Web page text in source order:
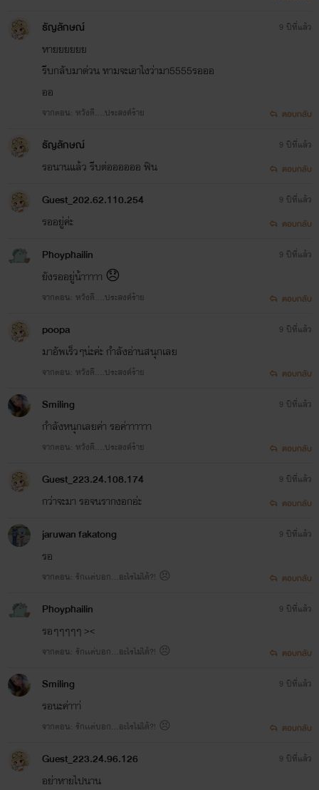
________________________________________
ความรักที่เกิดขึ้นมาเริ่มด้วยคำว่าเพื่อนเเต่ไม่อยากไช้คำว่าเพื่อน
อีกต่อไป จะเป็นเช่นไร อย่าลืมติดตามกันน่ะค่ะ
2016-10-02
ธัญลักษณ์
หายยยยยย
รีบกลับมาด่วน ทามจะเอาไงว่ามา5555รอออ
ออ
จากตอน: หวังดี....ประสงค์ร้าย
9 ปีที่แล้ว
ตอบกลับ
ธัญลักษณ์
รอนานแล้ว รีบต่ออออออ ฟิน
9 ปีที่แล้ว
ตอบกลับ
Guest_202.62.110.254
รออยู่ค่ะ
9 ปีที่แล้ว
ตอบกลับ
Phoyphailin
ยังรออยู่น้าาาาา 😞
จากตอน: หวังดี....ประสงค์ร้าย
9 ปีที่แล้ว
ตอบกลับ
poopa
มาอัพเร็วๆน่ะค่ะ กำลังอ่านสนุกเลย
จากตอน: หวังดี....ประสงค์ร้าย
9 ปีที่แล้ว
ตอบกลับ
Smiling
กำลังหนุกเลยค่า รอค่าาาาาา
จากตอน: หวังดี....ประสงค์ร้าย
9 ปีที่แล้ว
ตอบกลับ
Guest_223.24.108.174
กว่าจะมา รอจนรากงอกอ่ะ
9 ปีที่แล้ว
ตอบกลับ
jaruwan fakatong
รอ
จากตอน: รักเเต่บอก...อะไรไม่ได้?! 😣
9 ปีที่แล้ว
ตอบกลับ
Phoyphailin
รอๆๆๆๆๆ ><
จากตอน: รักเเต่บอก...อะไรไม่ได้?! 😣
9 ปีที่แล้ว
ตอบกลับ
Smiling
รอนะค่าาา่
จากตอน: รักเเต่บอก...อะไรไม่ได้?! 😣
9 ปีที่แล้ว
ตอบกลับ
Guest_223.24.96.126
อย่าหายไปนาน
9 ปีที่แล้ว